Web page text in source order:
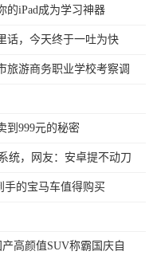
的iPad成为学习神器
话，今天终于一吐为快
旅游商务职业学校考察调
到999元的秘密
统，网友：安卓提不动刀
手的宝马车值得购买
高颜值SUV称霸国庆自